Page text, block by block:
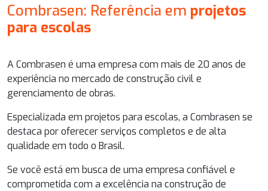
Combrasen: Referência em projetos
para escolas
A Combrasen é uma empresa com mais de 20 anos de
experiência no mercado de construção civil e
gerenciamento de obras.
Especializada em projetos para escolas, a Combrasen se
destaca por oferecer serviços completos e de alta
qualidade em todo o Brasil.
Se você está em busca de uma empresa confiável e
comprometida com a excelência na construção de